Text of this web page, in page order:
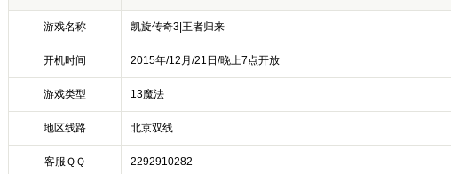
游戏名称 凯旋传奇3|王者归来
开机时间 2015年/12月/21日/晚上7点开放
游戏类型 13魔法
地区线路 北京双线
客服ＱＱ 2292910282